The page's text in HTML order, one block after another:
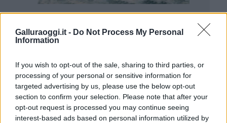
Galluraoggi.it - Do Not Process My Personal
Information
If you wish to opt-out of the sale, sharing to third parties, or
processing of your personal or sensitive information for
targeted advertising by us, please use the below opt-out
section to confirm your selection. Please note that after your
opt-out request is processed you may continue seeing
interest-based ads based on personal information utilized by